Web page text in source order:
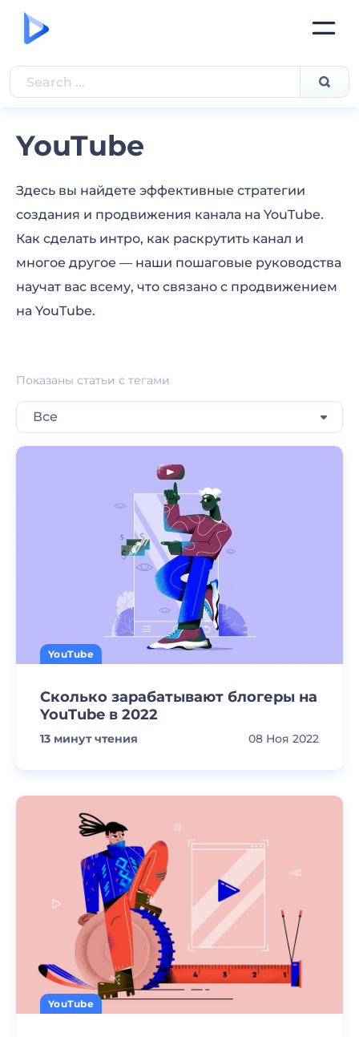
YouTube
Здесь вы найдете эффективные стратегии
создания и продвижения канала на YouTube.
Как сделать интро, как раскрутить канал и
многое другое — наши пошаговые руководства
научат вас всему, что связано с продвижением
на YouTube.
Показаны статьи с тегами
Все
YouTube
Сколько зарабатывают блогеры на
YouTube в 2022
13 минут чтения 08 Ноя 2022
YouTube